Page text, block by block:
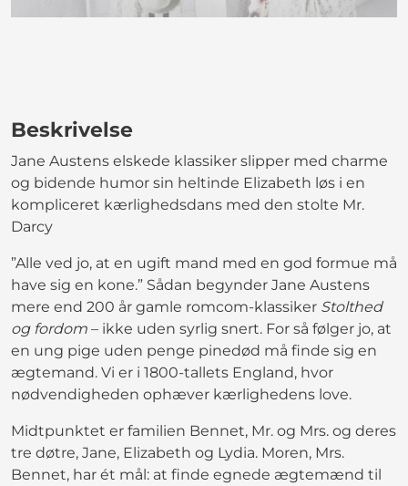
Beskrivelse
Jane Austens elskede klassiker slipper med charme
og bidende humor sin heltinde Elizabeth løs i en
kompliceret kærlighedsdans med den stolte Mr.
Darcy
”Alle ved jo, at en ugift mand med en god formue må
have sig en kone.” Sådan begynder Jane Austens
mere end 200 år gamle romcom-klassiker Stolthed
og fordom – ikke uden syrlig snert. For så følger jo, at
en ung pige uden penge pinedød må finde sig en
ægtemand. Vi er i 1800-tallets England, hvor
nødvendigheden ophæver kærlighedens love.
Midtpunktet er familien Bennet, Mr. og Mrs. og deres
tre døtre, Jane, Elizabeth og Lydia. Moren, Mrs.
Bennet, har ét mål: at finde egnede ægtemænd til